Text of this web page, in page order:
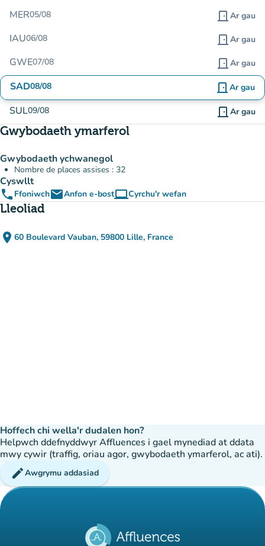
MER05/08 door_front Ar gau
IAU06/08 door_front Ar gau
GWE07/08 door_front Ar gau
SAD08/08 door_front Ar gau
SUL09/08 door_front Ar gau
Gwybodaeth ymarferol
Gwybodaeth ychwanegol
Nombre de places assises : 32
Cyswllt
phone FfoniwchemailAnfon e-bostcomputerCyrchu'r wefan
(tab newydd)
Lleoliad
place 60 Boulevard Vauban, 59800 Lille, France
(agor yn Google Maps)
(tab newydd)
Hoffech chi wella'r dudalen hon?
Helpwch ddefnyddwyr Affluences i gael mynediad at ddata
mwy cywir (traffig, oriau agor, gwybodaeth ymarferol, ac ati).
editAwgrymu addasiad